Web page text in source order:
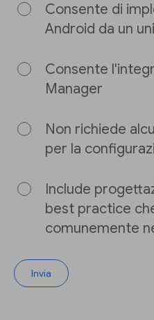
Consente di
Android da un
Consente
Manager
Non richiede
per la
Include
best practice
comunemente
Invia